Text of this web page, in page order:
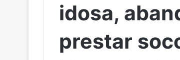
idosa,
prestar